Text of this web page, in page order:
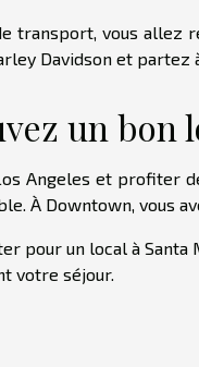
transport, vous allez
Davidson et partez
un bon
Angeles et profiter
À Downtown, vous
pour un local à
votre séjour.